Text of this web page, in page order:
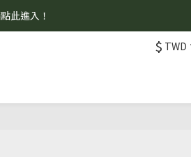
諒！
此進入！
$ TWD